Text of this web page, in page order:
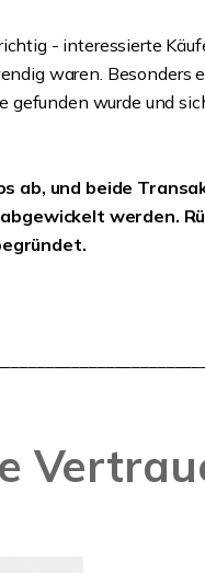
- interessierte
waren. Besonders
gefunden wurde und
ab, und beide
werden.